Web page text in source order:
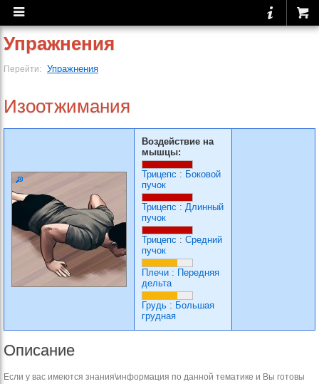
Упражнения
Перейти: Упражнения
Изоотжимания
Воздействие на
мышцы:
Трицепс : Боковой
пучок
Трицепс : Длинный
пучок
Трицепс : Средний
пучок
Плечи : Передняя
дельта
Грудь : Большая
грудная
Описание
Если у вас имеются знания\информация по данной тематике и Вы готовы